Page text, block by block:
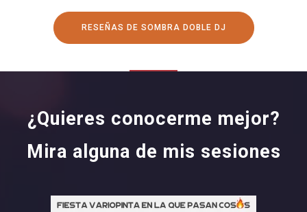
RESEÑAS DE SOMBRA DOBLE DJ
¿Quieres conocerme mejor?
Mira alguna de mis sesiones